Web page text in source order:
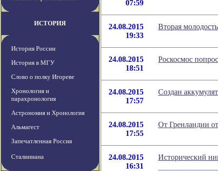
ИСТОРИЯ
История России
История в МГУ
Слово о полку Игореве
Хронология и
парахронология
Астрономия и Хронология
Альмагест
Запечатленная Россия
Сталиниана
07:59
24.08.2015
19:33
Вторая молодость
24.08.2015
18:51
Роскосмос
24.08.2015
17:57
Создан
24.08.2015
17:55
От Гренландии
24.08.2015
16:31
Исторический